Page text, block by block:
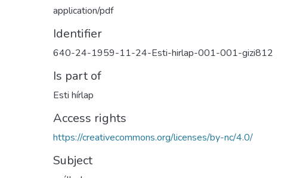
application/pdf
Identifier
640-24-1959-11-24-Esti-hirlap-001-001-gizi812
Is part of
Esti hírlap
Access rights
https://creativecommons.org/licenses/by-nc/4.0/
Subject